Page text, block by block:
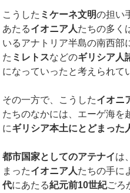
こうした ミケーネ文明の担い
あたるイオニア人たちの多く
いるアナトリア半島の南西部
た ミレトスなどのギリシア人
になっていったと考えられて
その一方で、こうしたイオニ
たちのなかには、エーゲ海を
にギリシア本土にとどまった
都市国家としてのアテナイは
まったイオニア人たちの手に
代にあたる紀元前10世紀ごろ